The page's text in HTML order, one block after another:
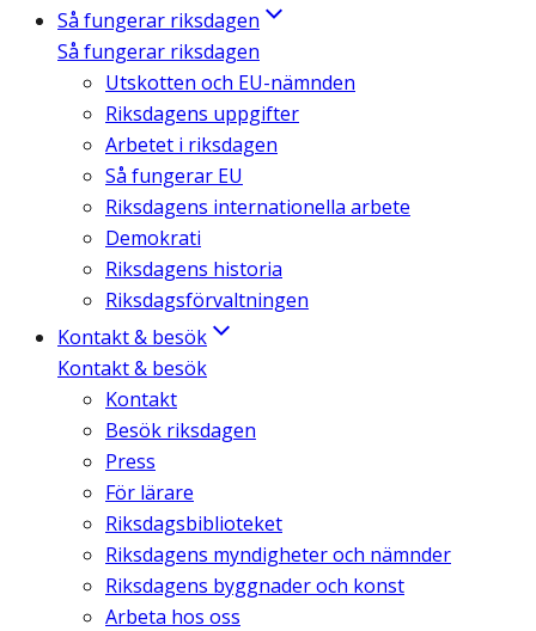
Så fungerar riksdagen
Så fungerar riksdagen
Utskotten och EU-nämnden
Riksdagens uppgifter
Arbetet i riksdagen
Så fungerar EU
Riksdagens internationella arbete
Demokrati
Riksdagens historia
Riksdagsförvaltningen
Kontakt & besök
Kontakt & besök
Kontakt
Besök riksdagen
Press
För lärare
Riksdagsbiblioteket
Riksdagens myndigheter och nämnder
Riksdagens byggnader och konst
Arbeta hos oss